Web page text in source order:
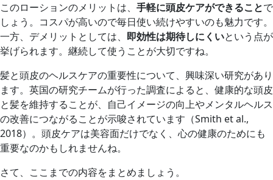
このローションのメリットは、 手軽に頭皮ケアができることで
しょう。コスパが高いので毎日使い続けやすいのも魅力です。
一方、デメリットとしては、 即効性は期待しにくいという点が
挙げられます。継続して使うことが大切ですね。
髪と頭皮のヘルスケアの重要性について、興味深い研究があり
ます。英国の研究チームが行った調査によると、健康的な頭皮
と髪を維持することが、自己イメージの向上やメンタルヘルス
の改善につながることが示唆されています（Smith et al.,
2018）。頭皮ケアは美容面だけでなく、心の健康のためにも
重要なのかもしれませんね。
さて、ここまでの内容をまとめましょう。